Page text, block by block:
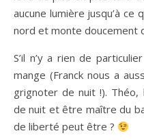
aucune lumière jusqu’à ce
nord et monte doucement
S’il n’y a rien de
mange (Franck nous a
grignoter de nuit !). Théo,
de nuit et être maître du
de liberté peut être ?